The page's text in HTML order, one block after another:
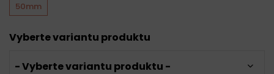
50mm
Vyberte variantu produktu
- Vyberte variantu produktu -